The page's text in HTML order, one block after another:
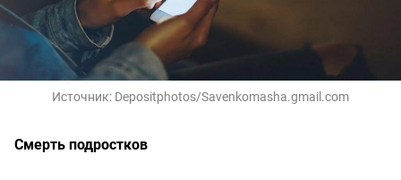
Источник: Depositphotos/Savenkomasha.gmail.com
Смерть подростков